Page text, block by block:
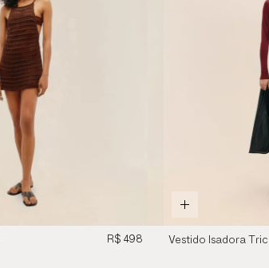
R$ 498
Vestido Isadora